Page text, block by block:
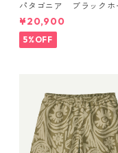
パタゴニア ブラックホ
ル・ダッフル 40L Aqua
e 49339 日本正規品
¥20,900
5%OFF